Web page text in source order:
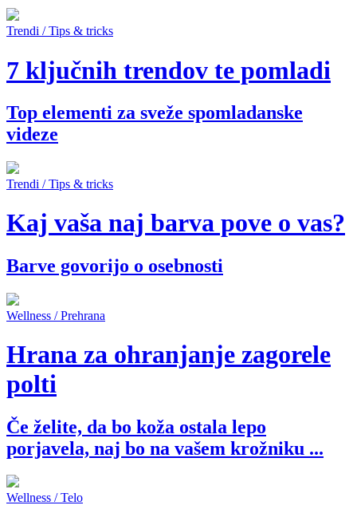
Trendi / Tips & tricks
7 ključnih trendov te pomladi
Top elementi za sveže spomladanske
videze
Trendi / Tips & tricks
Kaj vaša naj barva pove o vas?
Barve govorijo o osebnosti
Wellness / Prehrana
Hrana za ohranjanje zagorele
polti
Če želite, da bo koža ostala lepo
porjavela, naj bo na vašem krožniku ...
Wellness / Telo